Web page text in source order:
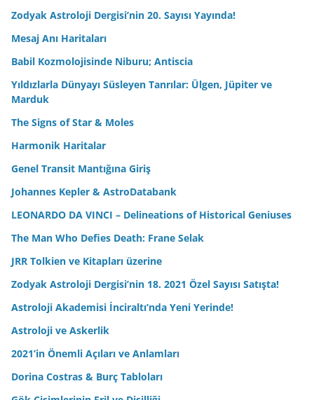
Zodyak Astroloji Dergisi’nin 20. Sayısı Yayında!
Mesaj Anı Haritaları
Babil Kozmolojisinde Niburu; Antiscia
Yıldızlarla Dünyayı Süsleyen Tanrılar: Ülgen, Jüpiter ve
Marduk
The Signs of Star & Moles
Harmonik Haritalar
Genel Transit Mantığına Giriş
Johannes Kepler & AstroDatabank
LEONARDO DA VINCI – Delineations of Historical Geniuses
The Man Who Defies Death: Frane Selak
JRR Tolkien ve Kitapları üzerine
Zodyak Astroloji Dergisi’nin 18. 2021 Özel Sayısı Satışta!
Astroloji Akademisi İnciraltı’nda Yeni Yerinde!
Astroloji ve Askerlik
2021’in Önemli Açıları ve Anlamları
Dorina Costras & Burç Tabloları